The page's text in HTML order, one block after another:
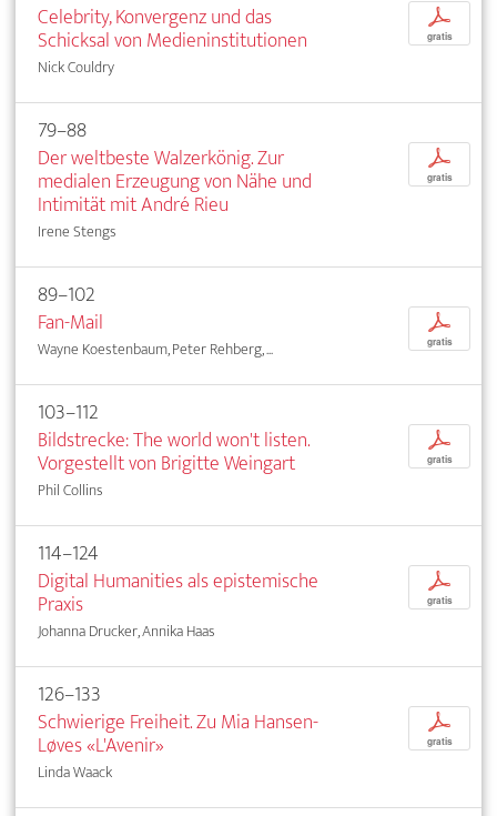
Celebrity, Konvergenz und das
Schicksal von Medieninstitutionen
Nick Couldry
p
gratis
79–88
Der weltbeste Walzerkönig. Zur
medialen Erzeugung von Nähe und
Intimität mit André Rieu
Irene Stengs
p
gratis
89–102
Fan-Mail
Wayne Koestenbaum, Peter Rehberg, ...
p
gratis
103–112
Bildstrecke: The world won't listen.
Vorgestellt von Brigitte Weingart
Phil Collins
p
gratis
114–124
Digital Humanities als epistemische
Praxis
Johanna Drucker, Annika Haas
p
gratis
126–133
Schwierige Freiheit. Zu Mia Hansen-
Løves «L'Avenir»
Linda Waack
p
gratis